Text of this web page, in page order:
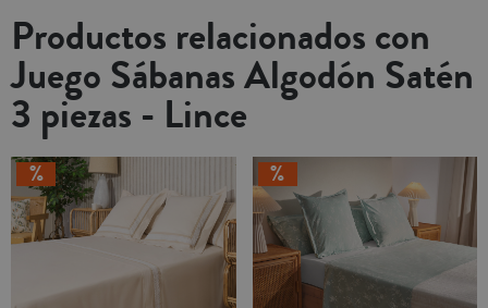
Productos relacionados con
Juego Sábanas Algodón Satén
3 piezas - Lince